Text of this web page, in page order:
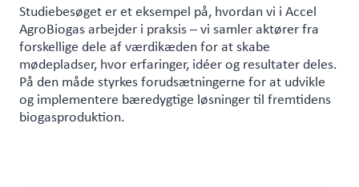
Studiebesøget er et eksempel på, hvordan vi i Accel
AgroBiogas arbejder i praksis – vi samler aktører fra
forskellige dele af værdikæden for at skabe
mødepladser, hvor erfaringer, idéer og resultater deles.
På den måde styrkes forudsætningerne for at udvikle
og implementere bæredygtige løsninger til fremtidens
biogasproduktion.